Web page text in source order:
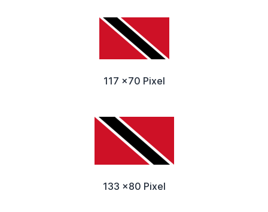
117 x70 Pixel
133 x80 Pixel